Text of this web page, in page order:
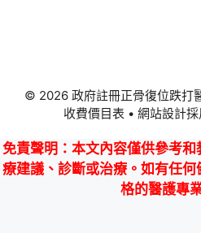
© 2026 政府註冊正骨復位跌打
收費價目表 • 網站設計採
免責聲明 ：本文內容僅供參考
療建議、診斷或治療。如有任
格的醫護專